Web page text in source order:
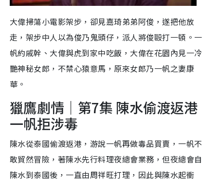
大偉掃蕩小電影架步，卻見嘉琦弟弟阿俊，遂把他放
走，架步中人以為俊乃鬼頭仔，派人將俊毆打一頓。一
帆約戚幹、大偉與虎到家中吃飯，大偉在花園內見一冷
艷神秘女郎，不禁心猿意馬，原來女郎乃一帆之妻康
華。
獵鷹劇情｜第7集 陳水偷渡返港
一帆拒涉毒
陳水從泰國偷渡返港，游說一帆再做毒品買賣，一帆不
敢貿然冒險，著陳水先行料理夜總會業務，但夜總會自
陳水到泰國後，一直由周祥旺打理，因此與陳水起衝